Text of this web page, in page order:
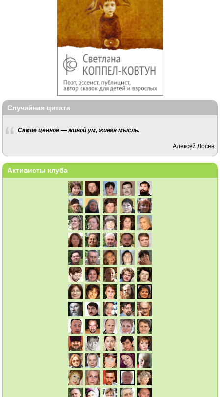
Случайная цитата
Самое ценное — живой ум, живая мысль.
Алексей Лосев
Активисты клуба